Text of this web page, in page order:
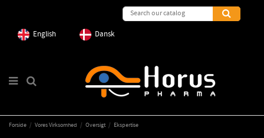
English Dansk
Forside Vores Virksomhed Oversigt Ekspertise